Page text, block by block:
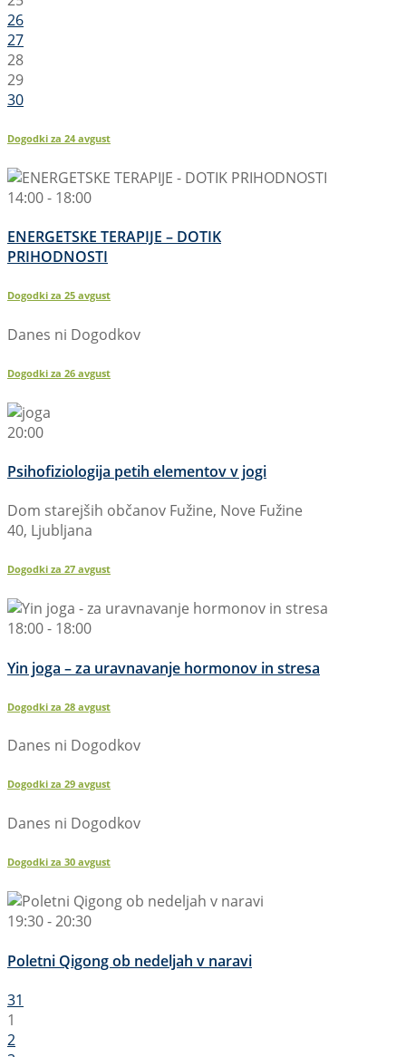
26
27
28
29
30
Dogodki za 24 avgust
14:00 - 18:00
ENERGETSKE TERAPIJE – DOTIK
PRIHODNOSTI
Dogodki za 25 avgust
Danes ni Dogodkov
Dogodki za 26 avgust
20:00
Psihofiziologija petih elementov v jogi
Dom starejših občanov Fužine, Nove Fužine
40, Ljubljana
Dogodki za 27 avgust
18:00 - 18:00
Yin joga – za uravnavanje hormonov in stresa
Dogodki za 28 avgust
Danes ni Dogodkov
Dogodki za 29 avgust
Danes ni Dogodkov
Dogodki za 30 avgust
19:30 - 20:30
Poletni Qigong ob nedeljah v naravi
31
1
2